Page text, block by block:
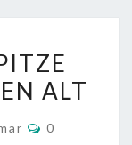
ALT
Kommentare
0